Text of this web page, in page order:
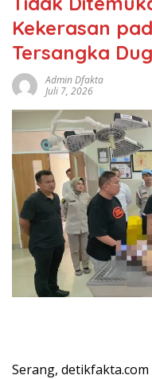
Kekerasan
Tersangka
Admin Dfakta
Juli 7, 2026
Serang, detikfakta.com